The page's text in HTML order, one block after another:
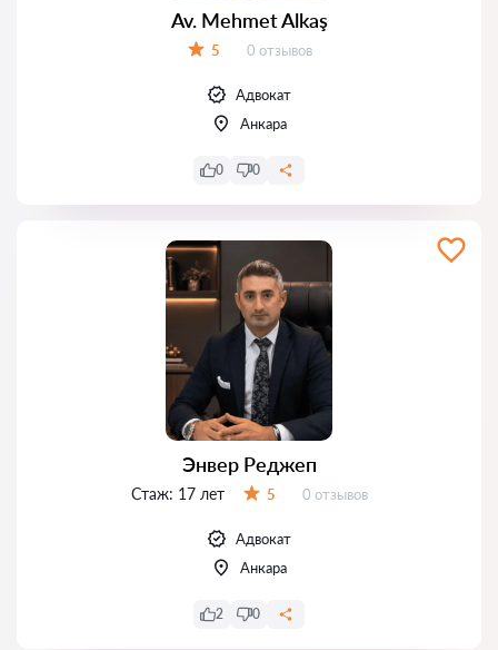
Av. Mehmet Alkaş
5 Отзывов:
0 отзывов
Адвокат
Анкара
0 0
Энвер Реджеп
Стаж: 17 лет 5 Отзывов:
0 отзывов
Адвокат
Анкара
2 0